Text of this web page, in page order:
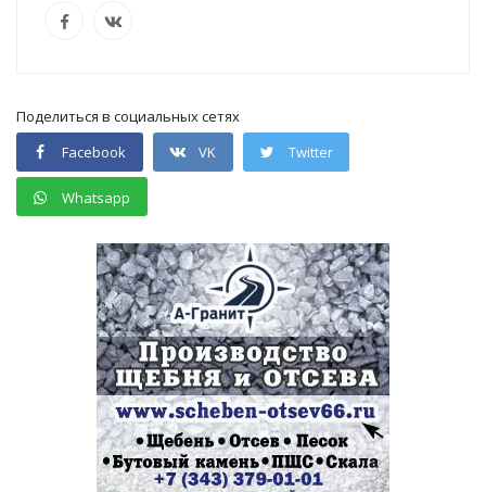
Поделиться в социальных сетях
Facebook
VK Twitter
Whatsapp